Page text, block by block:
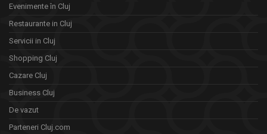
Evenimente în Cluj
Restaurante in Cluj
Servicii in Cluj
Shopping Cluj
Cazare Cluj
Business Cluj
De vazut
Parteneri Cluj.com